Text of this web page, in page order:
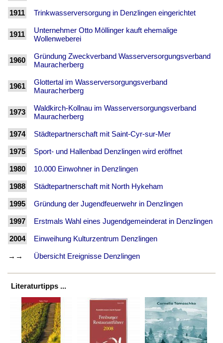
1911 Trinkwasserversorgung in Denzlingen eingerichtet
1911
Unternehmer Otto Möllinger kauft ehemalige
Wollenweberei
1960
Gründung Zweckverband Wasserversorgungsverband
Mauracherberg
1961
Glottertal im Wasserversorgungsverband
Mauracherberg
1973
Waldkirch-Kollnau im Wasserversorgungsverband
Mauracherberg
1974 Städtepartnerschaft mit Saint-Cyr-sur-Mer
1975 Sport- und Hallenbad Denzlingen wird eröffnet
1980 10.000 Einwohner in Denzlingen
1988 Städtepartnerschaft mit North Hykeham
1995 Gründung der Jugendfeuerwehr in Denzlingen
1997 Erstmals Wahl eines Jugendgemeinderat in Denzlingen
2004 Einweihung Kulturzentrum Denzlingen
→→ Übersicht Ereignisse Denzlingen
Literaturtipps ...